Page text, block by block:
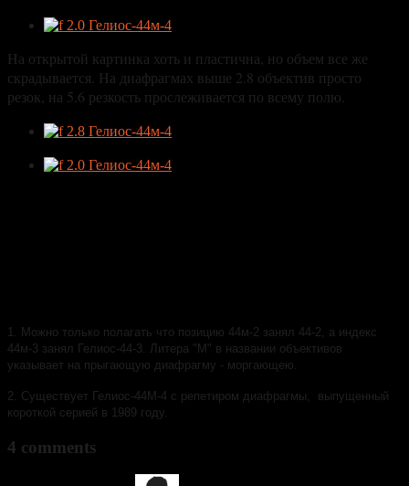
На открытой картинка хоть и пластична, но объем все же
скрадывается. На диафрагмах выше 2.8 объектив просто
резок, на 5.6 резкость прослеживается по всему полю.
1. Можно только полагать что позицию 44м-2 занял 44-2, а индекс
44м-3 занял Гелиос-44-3. Литера "М" в названии объективов
указывает на прыгающую диафрагму - моргающею.
2. Существует Гелиос-44М-4 с репетиром диафрагмы, выпущенный
короткой серией в 1989 году.
4 comments